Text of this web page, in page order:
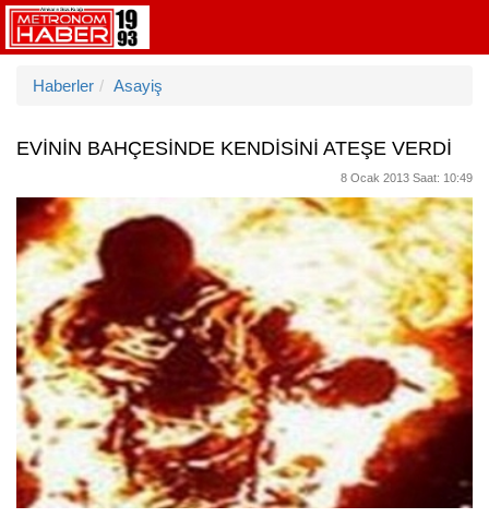
Haberler Asayiş
EVİNİN BAHÇESİNDE KENDİSİNİ ATEŞE VERDİ
8 Ocak 2013 Saat: 10:49